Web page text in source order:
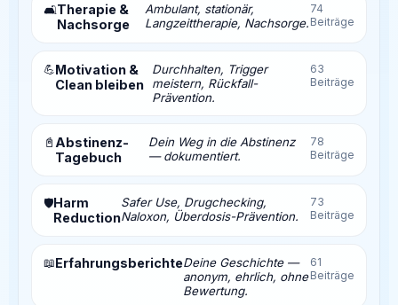
🛋️Therapie &
Nachsorge
Ambulant, stationär,
Langzeittherapie, Nachsorge.
74
Beiträge
💪Motivation &
Clean bleiben
Durchhalten, Trigger
meistern, Rückfall-
Prävention.
63
Beiträge
📓 Abstinenz-
Tagebuch
Dein Weg in die Abstinenz
— dokumentiert.
78
Beiträge
🛡️Harm
Reduction
Safer Use, Drugchecking,
Naloxon, Überdosis-Prävention.
73
Beiträge
📖ErfahrungsberichteDeine Geschichte —
anonym, ehrlich, ohne
Bewertung.
61
Beiträge